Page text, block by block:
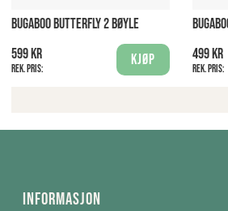
BUGABOO BUTTERFLY 2 BØYLE
599 kr
Rek. pris:
Kjøp
499 kr
Rek. pris:
Informasjon